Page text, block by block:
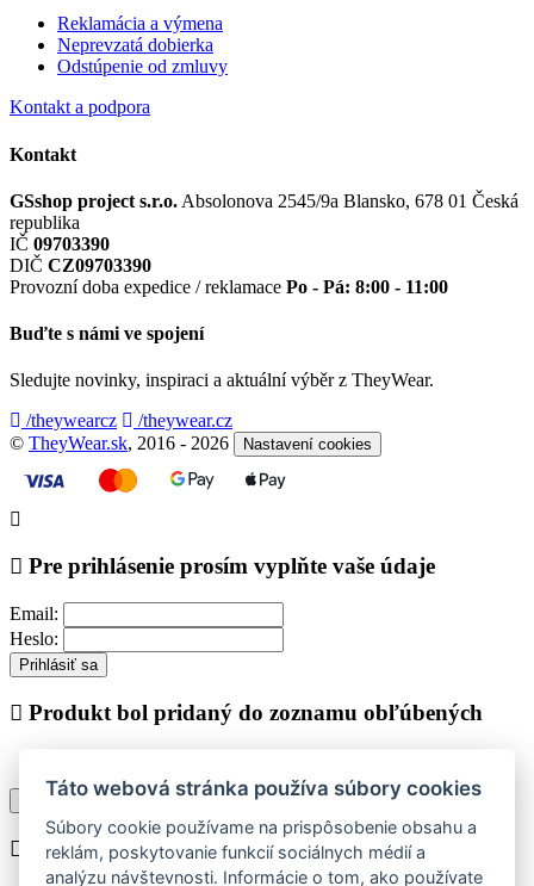
Reklamácia a výmena
Neprevzatá dobierka
Odstúpenie od zmluvy
Kontakt a podpora
Kontakt
GSshop project s.r.o. Absolonova 2545/9a Blansko, 678 01 Česká
republika
IČ 09703390
DIČ CZ09703390
Provozní doba expedice / reklamace Po - Pá: 8:00 - 11:00
Buďte s námi ve spojení
Sledujte novinky, inspiraci a aktuální výběr z TheyWear.
/theywearcz
/theywear.cz
© TheyWear.sk, 2016 - 2026 Nastavení cookies
Pre prihlásenie prosím vyplňte vaše údaje
Email:
Heslo:
Prihlásiť sa
Produkt bol pridaný do zoznamu obľúbených
Pokračovať v nákupe Zobraziť zoznam obľúbených
Chyba při vkládání do košíku
Táto webová stránka používa súbory cookies
Súbory cookie používame na prispôsobenie obsahu a
reklám, poskytovanie funkcií sociálnych médií a
analýzu návštevnosti. Informácie o tom, ako používate